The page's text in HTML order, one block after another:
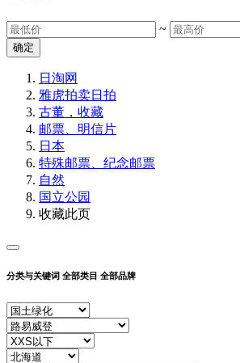
~
确定
日淘网
雅虎拍卖日拍
古董，收藏
邮票、明信片
日本
特殊邮票、纪念邮票
自然
国立公园
收藏此页
分类与关键词 全部类目 全部品牌